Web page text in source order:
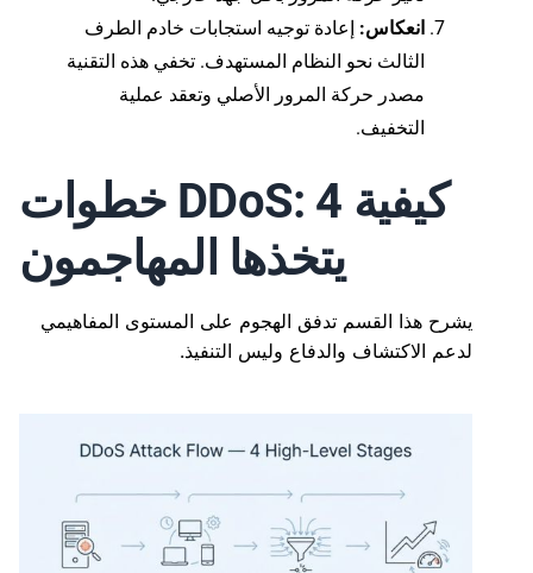
انعكاس: إعادة توجيه استجابات خادم الطرف
الثالث نحو النظام المستهدف. تخفي هذه التقنية
مصدر حركة المرور الأصلي وتعقد عملية
التخفيف.
كيفية DDoS: 4 خطوات
يتخذها المهاجمون
يشرح هذا القسم تدفق الهجوم على المستوى المفاهيمي
لدعم الاكتشاف والدفاع وليس التنفيذ.